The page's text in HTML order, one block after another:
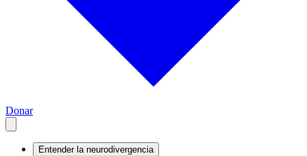
Donar
Entender la neurodivergencia